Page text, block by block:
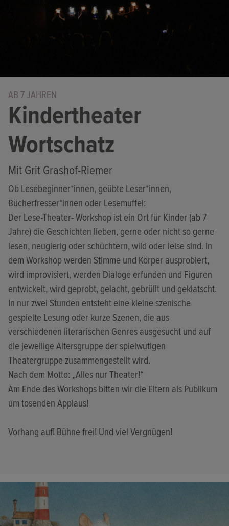
AB 7 JAHREN
Kindertheater
Wortschatz
Mit Grit Grashof-Riemer
Ob Lesebeginner*innen, geübte Leser*innen,
Bücherfresser*innen oder Lesemuffel:
Der Lese-Theater- Workshop ist ein Ort für Kinder (ab 7
Jahre) die Geschichten lieben, gerne oder nicht so gerne
lesen, neugierig oder schüchtern, wild oder leise sind. In
dem Workshop werden Stimme und Körper ausprobiert,
wird improvisiert, werden Dialoge erfunden und Figuren
entwickelt, wird geprobt, gelacht, gebrüllt und geklatscht.
In nur zwei Stunden entsteht eine kleine szenische
gespielte Lesung oder kurze Szenen, die aus
verschiedenen literarischen Genres ausgesucht und auf
die jeweilige Altersgruppe der spielwütigen
Theatergruppe zusammengestellt wird.
Nach dem Motto: „Alles nur Theater!“
Am Ende des Workshops bitten wir die Eltern als Publikum
um tosenden Applaus!
Vorhang auf! Bühne frei! Und viel Vergnügen!